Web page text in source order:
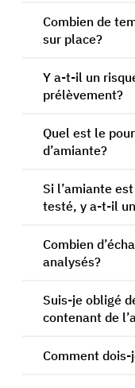
Combien de
sur place?
Y a-t-il un
prélèvement?
Quel est le
d’amiante?
Si l’amiante
testé, y a-t-il
Combien
analysés?
Suis-je obligé
contenant de
Comment